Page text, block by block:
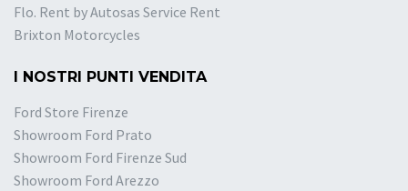
Flo. Rent by Autosas Service Rent
Brixton Motorcycles
I NOSTRI PUNTI VENDITA
Ford Store Firenze
Showroom Ford Prato
Showroom Ford Firenze Sud
Showroom Ford Arezzo